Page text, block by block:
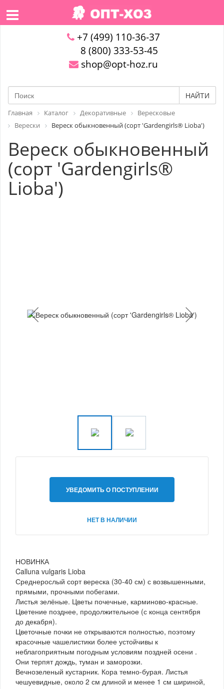
+7 (499) 110-36-37
8 (800) 333-53-45
shop@opt-hoz.ru
НАЙТИ
Главная Каталог Декоративные
Вересковые
Верески
Вереск обыкновенный (сорт 'Gardengirls® Lioba')
Вереск обыкновенный
(сорт 'Gardengirls®
Lioba')
УВЕДОМИТЬ О ПОСТУПЛЕНИИ
НЕТ В НАЛИЧИИ
НОВИНКА
Calluna vulgaris Lioba
Среднерослый сорт вереска (30-40 см) с возвышенными,
прямыми, прочными побегами.
Листья зелёные. Цветы почечные, карминово-красные.
Цветение позднее, продолжительное (с конца сентября
до декабря).
Цветочные почки не открываются полностью, поэтому
красочные чашелистики более устойчивы к
неблагоприятным погодным условиям поздней осени .
Они терпят дождь, туман и заморозки.
Вечнозеленый кустарник. Кора темно-бурая. Листья
чешуевидные, около 2 см длиной и менее 1 см шириной,